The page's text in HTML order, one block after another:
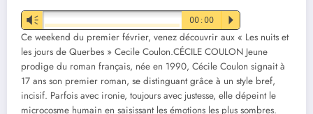
Vm 00:00 P
Ce weekend du premier février, venez découvrir aux « Les nuits et
les jours de Querbes » Cecile Coulon.CÉCILE COULON Jeune
prodige du roman français, née en 1990, Cécile Coulon signait à
17 ans son premier roman, se distinguant grâce à un style bref,
incisif. Parfois avec ironie, toujours avec justesse, elle dépeint le
microcosme humain en saisissant les émotions les plus sombres.